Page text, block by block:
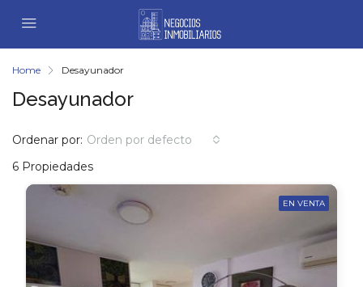
Home Desayunador
Desayunador
6 Propiedades
Ordenar por: Orden por defecto
EN VENTA